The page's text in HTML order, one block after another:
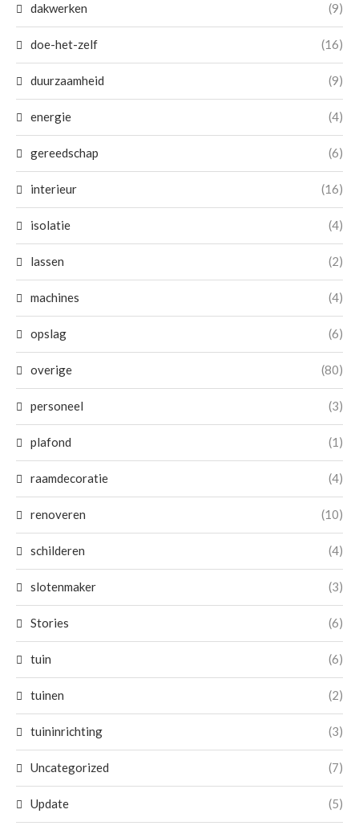
dakwerken (9)
doe-het-zelf (16)
duurzaamheid (9)
energie (4)
gereedschap (6)
interieur (16)
isolatie (4)
lassen (2)
machines (4)
opslag (6)
overige (80)
personeel (3)
plafond (1)
raamdecoratie (4)
renoveren (10)
schilderen (4)
slotenmaker (3)
Stories (6)
tuin (6)
tuinen (2)
tuininrichting (3)
Uncategorized (7)
Update (5)